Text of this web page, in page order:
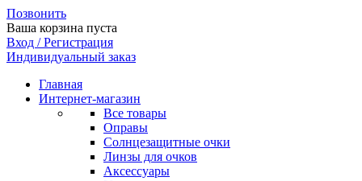
Позвонить
Ваша корзина пуста
Вход / Регистрация
Индивидуальный заказ
Главная
Интернет-магазин
Все товары
Оправы
Солнцезащитные очки
Линзы для очков
Аксессуары